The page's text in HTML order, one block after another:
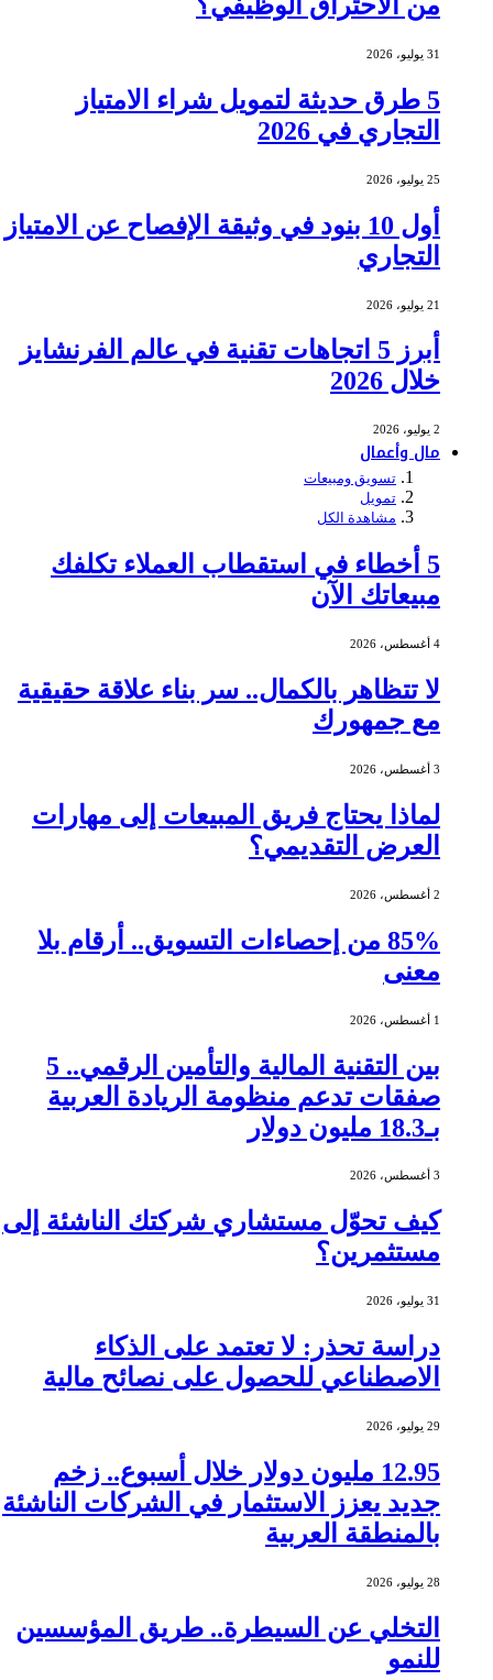
31 يوليو، 2026
5 طرق حديثة لتمويل شراء الامتياز
التجاري في 2026
25 يوليو، 2026
أول 10 بنود في وثيقة الإفصاح عن الامتياز
التجاري
21 يوليو، 2026
أبرز 5 اتجاهات تقنية في عالم الفرنشايز
خلال 2026
2 يوليو، 2026
مال وأعمال
تسويق ومبيعات
تمويل
مشاهدة الكل
5 أخطاء في استقطاب العملاء تكلفك
مبيعاتك الآن
4 أغسطس، 2026
لا تتظاهر بالكمال.. سر بناء علاقة حقيقية
مع جمهورك
3 أغسطس، 2026
لماذا يحتاج فريق المبيعات إلى مهارات
العرض التقديمي؟
2 أغسطس، 2026
85% من إحصاءات التسويق.. أرقام بلا
معنى
1 أغسطس، 2026
بين التقنية المالية والتأمين الرقمي.. 5
صفقات تدعم منظومة الريادة العربية
بـ18.3 مليون دولار
3 أغسطس، 2026
كيف تحوّل مستشاري شركتك الناشئة إلى
مستثمرين؟
31 يوليو، 2026
دراسة تحذر: لا تعتمد على الذكاء
الاصطناعي للحصول على نصائح مالية
29 يوليو، 2026
12.95 مليون دولار خلال أسبوع.. زخم
جديد يعزز الاستثمار في الشركات الناشئة
بالمنطقة العربية
28 يوليو، 2026
التخلي عن السيطرة.. طريق المؤسسين
للنمو